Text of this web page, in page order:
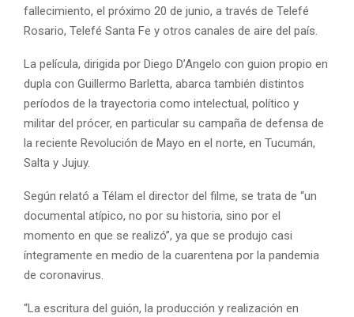
fallecimiento, el próximo 20 de junio, a través de Telefé
Rosario, Telefé Santa Fe y otros canales de aire del país.
La película, dirigida por Diego D’Angelo con guion propio en
dupla con Guillermo Barletta, abarca también distintos
períodos de la trayectoria como intelectual, político y
militar del prócer, en particular su campaña de defensa de
la reciente Revolución de Mayo en el norte, en Tucumán,
Salta y Jujuy.
Según relató a Télam el director del filme, se trata de “un
documental atípico, no por su historia, sino por el
momento en que se realizó”, ya que se produjo casi
íntegramente en medio de la cuarentena por la pandemia
de coronavirus.
“La escritura del guión, la producción y realización en